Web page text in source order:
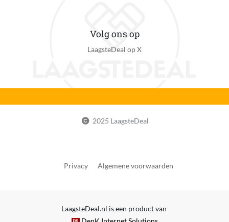
Volg ons op
LaagsteDeal op X
2025 LaagsteDeal
Privacy Algemene voorwaarden
LaagsteDeal.nl is een product van